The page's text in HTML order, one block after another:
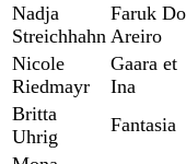
Nadja
Streichhahn
Faruk Do
Areiro
Nicole
Riedmayr
Gaara et
Ina
Britta
Uhrig
Fantasia